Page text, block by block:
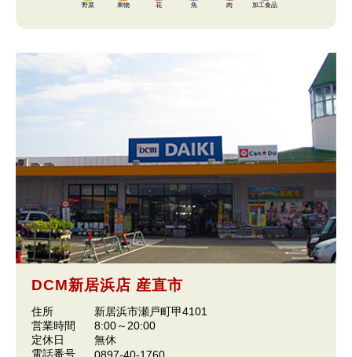
野菜 果物 花 魚 肉 加工食品
DCM新居浜店 産直市
住所
新居浜市瀬戸町甲4101
営業時間
8:00～20:00
定休日
無休
電話番号